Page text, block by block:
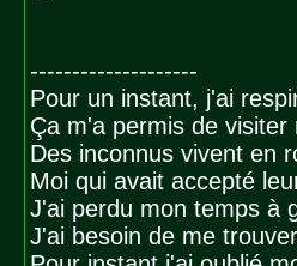
--------------------
Pour un instant, j'ai
Ça m'a permis de visiter
Des inconnus vivent en
Moi qui avait accepté
J'ai perdu mon temps à
J'ai besoin de me